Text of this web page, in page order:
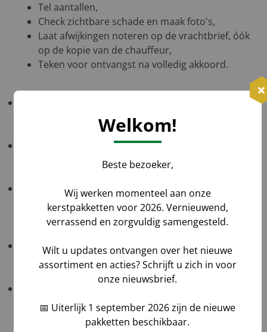
Tel aantallen,
Check zichtbare schade en maak foto's,
Laat afwijkingen noteren op de vrachtbrief, óók
op de kopie van de chauffeur,
Teken voor ontvangst na volledig akkoord.
: NL ≥ €1.000 excl. btw; BE ≥ €1.500
excl. btw; DE in overleg op één afleveradres.
Verzending naar de Waddeneilanden
voordat u bestelt even contact met ons op.
Verzending naar België: kies uw kerstpakketten,
plaats ze in de winkelwagen, ga naar bestellen en uw
verzendkosten worden direct berekend.
Verzending naar Duitsland: neem voordat u bestelt
even contact met ons op.
ochtend van de bezorgdag; bij levering uit meerdere
magazijnen ontvangt u meerdere links.
Welkom!
Beste bezoeker,
Wij werken momenteel aan onze
kerstpakketten voor 2026. Vernieuwend,
verrassend en zorgvuldig samengesteld.
Wilt u updates ontvangen over het nieuwe
assortiment en acties? Schrijft u zich in voor
onze nieuwsbrief.
📅 Uiterlijk 1 september 2026 zijn de nieuwe
pakketten beschikbaar.